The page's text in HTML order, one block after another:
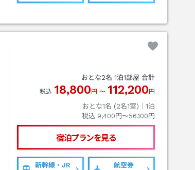
おとな2名 1泊1部屋 合計
税込 18,800 円 〜 112,200 円
おとな1名 (2名1室)｜ 1泊
税込 9,400円〜56,100円
宿泊プランを見る
新幹線・JR 航空券